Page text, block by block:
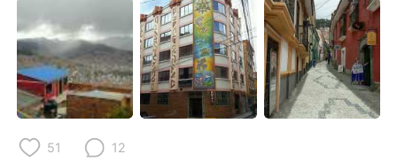
51 12